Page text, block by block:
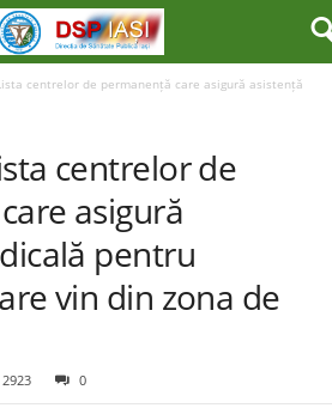
Lista centrelor de permanență care asigură asistență
centrelor de
asigură
pentru
vin din zona de
2923 0